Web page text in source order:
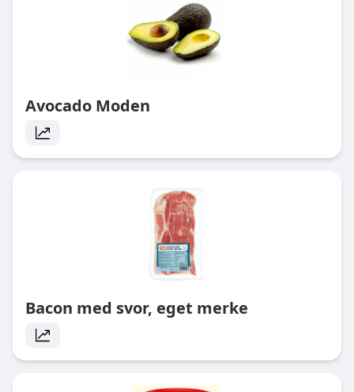
Avocado Moden
Bacon med svor, eget merke